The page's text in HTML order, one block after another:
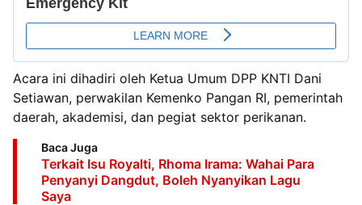
Acara ini dihadiri oleh Ketua Umum DPP KNTI Dani
Setiawan, perwakilan Kemenko Pangan RI, pemerintah
daerah, akademisi, dan pegiat sektor perikanan.
Baca Juga
Terkait Isu Royalti, Rhoma Irama: Wahai Para
Penyanyi Dangdut, Boleh Nyanyikan Lagu
Saya